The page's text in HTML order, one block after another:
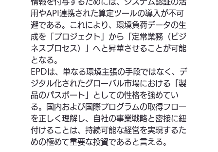
用やAPI連携された算定ツールの導入が不可
避である。これにより、環境負荷データの生
成を「プロジェクト」から「定常業務（ビジ
ネスプロセス）」へと昇華させることが可能
となる。
EPDは、単なる環境主張の手段ではなく、デ
ジタル化されたグローバル市場における「製
品のパスポート」としての性格を強めてい
る。国内および国際プログラムの取得フロー
を正しく理解し、自社の事業戦略と密接に紐
付けることは、持続可能な経営を実現するた
めの極めて重要な投資であると言える。